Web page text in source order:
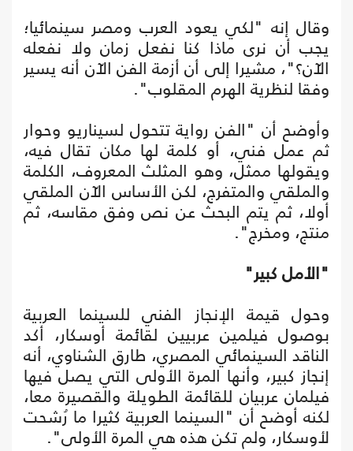
وقال إنه "لكي يعود العرب ومصر سينمائيا؛
يجب أن نرى ماذا كنا نفعل زمان ولا نفعله
الآن؟"، مشيرا إلى أن أزمة الفن الآن أنه يسير
وفقا لنظرية الهرم المقلوب".
وأوضح أن "الفن رواية تتحول لسيناريو وحوار
ثم عمل فني، أو كلمة لها مكان تقال فيه،
ويقولها ممثل، وهو المثلث المعروف، الكلمة
والملقي والمتفرج، لكن الأساس الآن الملقي
أولا، ثم يتم البحث عن نص وفق مقاسه، ثم
منتج، ومخرج".
"الأمل كبير"
وحول قيمة الإنجاز الفني للسينما العربية
بوصول فيلمين عربيين لقائمة أوسكار، أكد
الناقد السينمائي المصري، طارق الشناوي، أنه
إنجاز كبير، وأنها المرة الأولى التي يصل فيها
فيلمان عربيان للقائمة الطويلة والقصيرة معا،
لكنه أوضح أن "السينما العربية كثيرا ما رُشحت
لأوسكار، ولم تكن هذه هي المرة الأولى".